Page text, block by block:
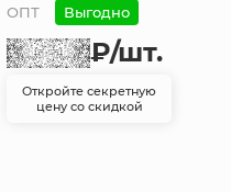
ОПТ Выгодно
₽/шт.
Откройте секретную
цену со скидкой